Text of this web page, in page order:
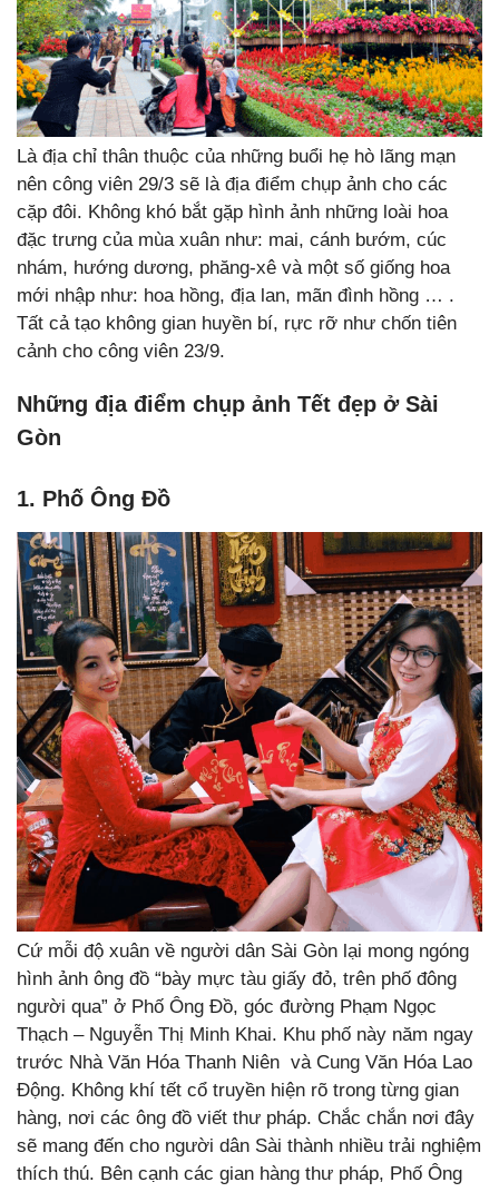
Là địa chỉ thân thuộc của những buổi hẹ hò lãng mạn
nên công viên 29/3 sẽ là địa điểm chụp ảnh cho các
cặp đôi. Không khó bắt gặp hình ảnh những loài hoa
đặc trưng của mùa xuân như: mai, cánh bướm, cúc
nhám, hướng dương, phăng-xê và một số giống hoa
mới nhập như: hoa hồng, địa lan, mãn đình hồng … .
Tất cả tạo không gian huyền bí, rực rỡ như chốn tiên
cảnh cho công viên 23/9.
Những địa điểm chụp ảnh Tết đẹp ở Sài
Gòn
1. Phố Ông Đồ
Cứ mỗi độ xuân về người dân Sài Gòn lại mong ngóng
hình ảnh ông đồ “bày mực tàu giấy đỏ, trên phố đông
người qua” ở Phố Ông Đồ, góc đường Phạm Ngọc
Thạch – Nguyễn Thị Minh Khai. Khu phố này năm ngay
trước Nhà Văn Hóa Thanh Niên và Cung Văn Hóa Lao
Động. Không khí tết cổ truyền hiện rõ trong từng gian
hàng, nơi các ông đồ viết thư pháp. Chắc chắn nơi đây
sẽ mang đến cho người dân Sài thành nhiều trải nghiệm
thích thú. Bên cạnh các gian hàng thư pháp, Phố Ông